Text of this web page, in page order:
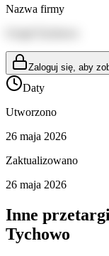
Nazwa firmy
Zaloguj się, aby
Daty
Utworzono
26 maja 2026
Zaktualizowano
26 maja 2026
Inne
Tychowo